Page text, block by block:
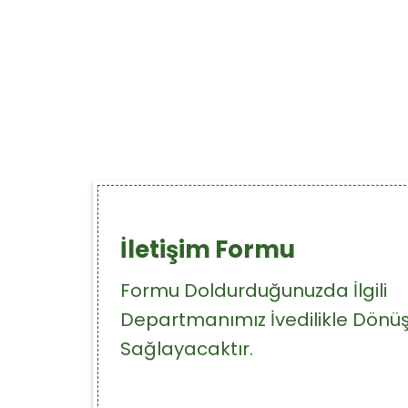
İletişim Formu
Formu Doldurduğunuzda İlgili
Departmanımız İvedilikle
Sağlayacaktır.